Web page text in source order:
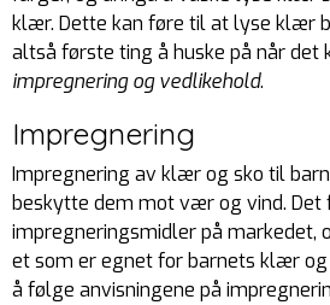
klær. Dette kan føre til at lyse klær
altså første ting å huske på når det
impregnering og vedlikehold.
Impregnering
Impregnering av klær og sko til
beskytte dem mot vær og vind. Det
impregneringsmidler på markedet,
et som er egnet for barnets klær og
å følge anvisningene på